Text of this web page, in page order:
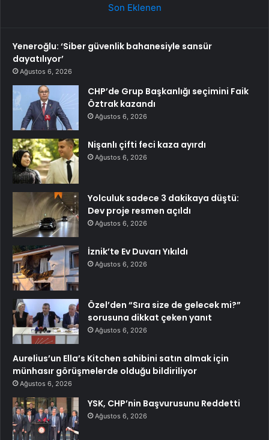
Son Eklenen
Yeneroğlu: ‘Siber güvenlik bahanesiyle sansür
dayatılıyor’
Ağustos 6, 2026
CHP’de Grup Başkanlığı seçimini Faik
Öztrak kazandı
Ağustos 6, 2026
Nişanlı çifti feci kaza ayırdı
Ağustos 6, 2026
Yolculuk sadece 3 dakikaya düştü:
Dev proje resmen açıldı
Ağustos 6, 2026
İznik’te Ev Duvarı Yıkıldı
Ağustos 6, 2026
Özel’den “Sıra size de gelecek mi?”
sorusuna dikkat çeken yanıt
Ağustos 6, 2026
Aurelius’un Ella’s Kitchen sahibini satın almak için
münhasır görüşmelerde olduğu bildiriliyor
Ağustos 6, 2026
YSK, CHP’nin Başvurusunu Reddetti
Ağustos 6, 2026